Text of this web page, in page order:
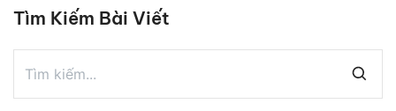
Tìm Kiếm Bài Viết